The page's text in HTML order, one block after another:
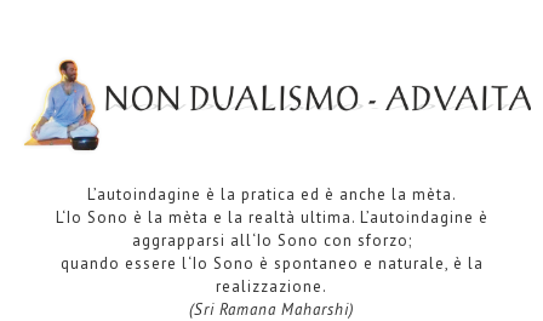
L’autoindagine è la pratica ed è anche la mèta.
L‘Io Sono è la mèta e la realtà ultima. L’autoindagine è
aggrapparsi all‘Io Sono con sforzo;
quando essere l‘Io Sono è spontaneo e naturale, è la
realizzazione.
(Sri Ramana Maharshi)